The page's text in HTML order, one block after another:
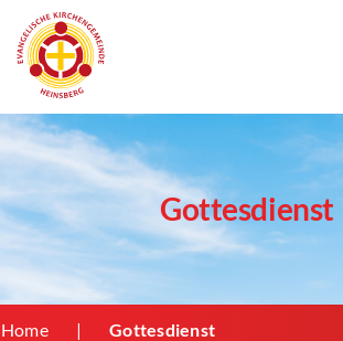
content
Gottesdienst
Home Gottesdienst